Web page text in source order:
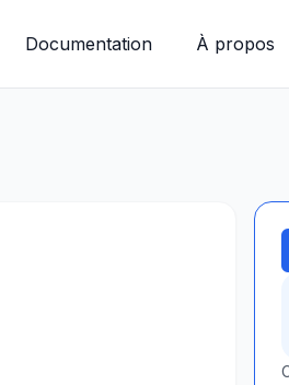
Documentation À propos